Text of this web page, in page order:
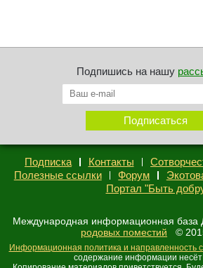
Подпишись на нашу
Подписка Контакты
Полезные ссылки
Форум
Портал "Быть
Международная информационная база
родовых поместий ©
Информационная политика и направленность
содержание информации несёт